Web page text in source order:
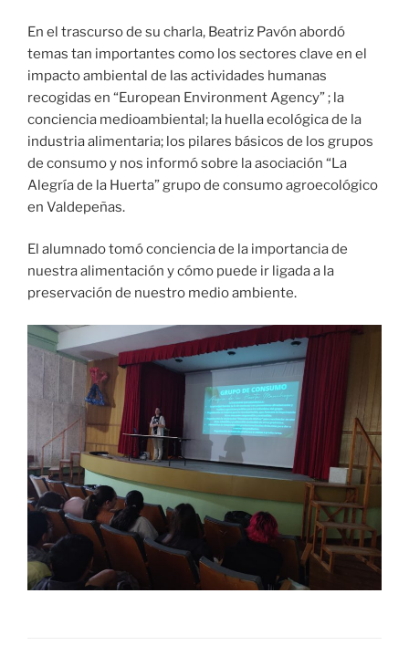
En el trascurso de su charla, Beatriz Pavón abordó
temas tan importantes como los sectores clave en el
impacto ambiental de las actividades humanas
recogidas en “European Environment Agency” ; la
conciencia medioambiental; la huella ecológica de la
industria alimentaria; los pilares básicos de los grupos
de consumo y nos informó sobre la asociación “La
Alegría de la Huerta” grupo de consumo agroecológico
en Valdepeñas.
El alumnado tomó conciencia de la importancia de
nuestra alimentación y cómo puede ir ligada a la
preservación de nuestro medio ambiente.